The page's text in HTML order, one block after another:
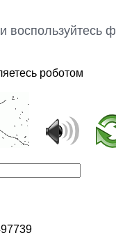
воспользуйтесь
роботом